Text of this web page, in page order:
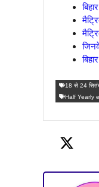
18 से 24
Half Yearly